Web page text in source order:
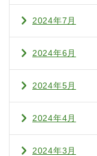
2024年7月
2024年6月
2024年5月
2024年4月
2024年3月